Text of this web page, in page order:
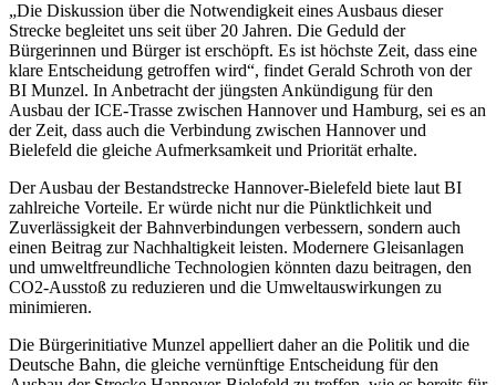
„Die Diskussion über die Notwendigkeit eines Ausbaus dieser
Strecke begleitet uns seit über 20 Jahren. Die Geduld der
Bürgerinnen und Bürger ist erschöpft. Es ist höchste Zeit, dass eine
klare Entscheidung getroffen wird“, findet Gerald Schroth von der
BI Munzel. In Anbetracht der jüngsten Ankündigung für den
Ausbau der ICE-Trasse zwischen Hannover und Hamburg, sei es an
der Zeit, dass auch die Verbindung zwischen Hannover und
Bielefeld die gleiche Aufmerksamkeit und Priorität erhalte.
Der Ausbau der Bestandstrecke Hannover-Bielefeld biete laut BI
zahlreiche Vorteile. Er würde nicht nur die Pünktlichkeit und
Zuverlässigkeit der Bahnverbindungen verbessern, sondern auch
einen Beitrag zur Nachhaltigkeit leisten. Modernere Gleisanlagen
und umweltfreundliche Technologien könnten dazu beitragen, den
CO2-Ausstoß zu reduzieren und die Umweltauswirkungen zu
minimieren.
Die Bürgerinitiative Munzel appelliert daher an die Politik und die
Deutsche Bahn, die gleiche vernünftige Entscheidung für den